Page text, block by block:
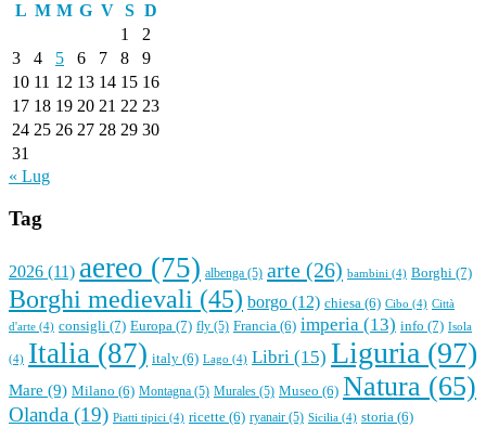
L M M G V S D
1
2
3
4 5 6 7 8
9
10 11 12 13 14 15 16
17 18 19 20 21 22 23
24 25 26 27 28 29 30
31
« Lug
Tag
2026 (11) aereo (75) albenga (5) arte (26) bambini (4) Borghi (7)
Borghi medievali (45) borgo (12) chiesa (6) Cibo (4) Città
d'arte (4) consigli (7) Europa (7) fly (5) Francia (6) imperia (13) info (7) Isola
(4) Italia (87) italy (6) Lago (4) Libri (15) Liguria (97)
Mare (9) Milano (6) Montagna (5) Murales (5) Museo (6) Natura (65)
Olanda (19) Piatti tipici (4) ricette (6) ryanair (5) Sicilia (4) storia (6)